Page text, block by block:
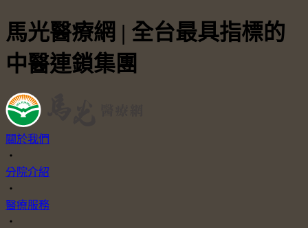
馬光醫療網 | 全台最具指標的
中醫連鎖集團
關於我們
・
分院介紹
・
醫療服務
・